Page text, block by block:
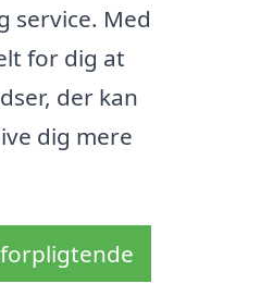
service. Med
for dig at
der kan
dig mere